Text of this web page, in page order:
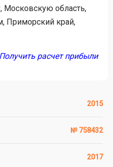
Московскую область,
Приморский край,
Получить расчет прибыли
2015
№ 758432
2017